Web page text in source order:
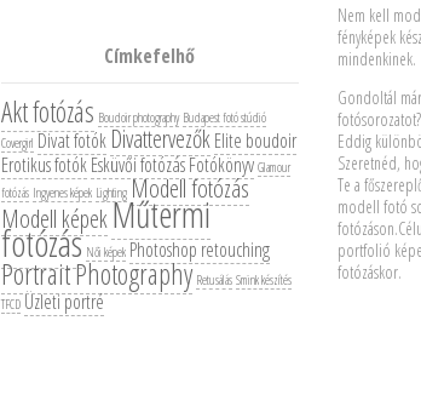
Címkefelhő
Akt fotózás Boudoir photography Budapest fotó stúdió
Covergirl Divat fotók DivattervezőkElite boudoir
Erotikus fotókEsküvői fotózásFotókönyv Glamour
fotózás Ingyenes képek Lighting Modell fotózás
Modell képekMűtermi
fotózás Női képek Photoshop retouching
Portrait Photography Retusálás Smink készítés
TFCD Üzleti portré
Nem kell
fényképek
mindenkinek.
Gondoltál
Eddig
Szeretnéd,
Te a
modell fotó
portfolió
fotózáskor.